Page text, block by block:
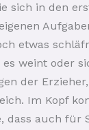
sich in den
etwas
weint oder
der
Im Kopf
dass auch für